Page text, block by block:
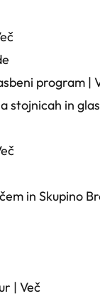
program |
stojnicah in
in Skupino
| Več